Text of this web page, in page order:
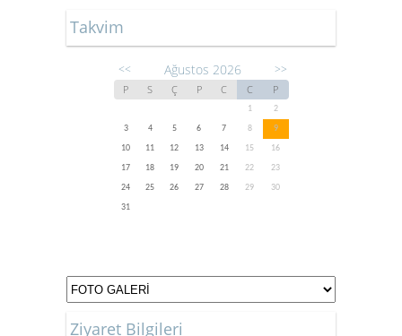
Takvim
<< Ağustos 2026 >>
P S Ç P C C P
1
2
3
4 5 6 7 8
9
10
11 12 13 14 15
16
17
18 19 20 21 22
23
24
25 26 27 28 29
30
31
Ziyaret Bilgileri